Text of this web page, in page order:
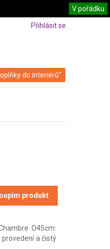
Přihlásit se
do interiérů"
produkt
O45cm:
provedení a čistý
V pořádku